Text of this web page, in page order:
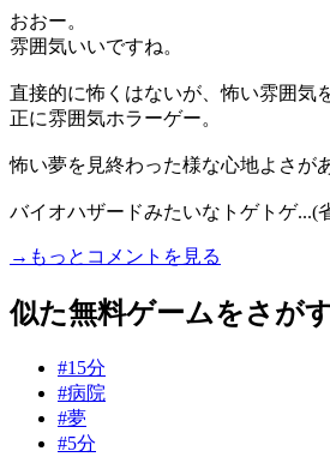
おおー。
雰囲気いいですね。
直接的に怖くはないが、怖い雰囲気
正に雰囲気ホラーゲー。
怖い夢を見終わった様な心地よさが
バイオハザードみたいなトゲトゲ...(
→もっとコメントを見る
似た無料ゲームをさがす
#15分
#病院
#夢
#5分